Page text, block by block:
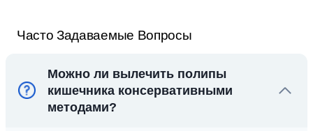
Часто Задаваемые Вопросы
Можно ли вылечить полипы
кишечника консервативными
методами?